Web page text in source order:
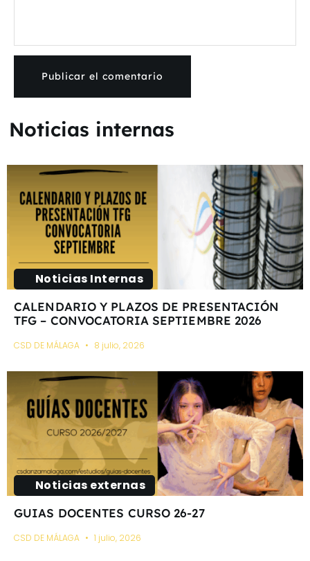
Noticias internas
Noticias Internas
CALENDARIO Y PLAZOS DE PRESENTACIÓN
TFG – CONVOCATORIA SEPTIEMBRE 2026
CSD DE MÁLAGA 8 julio, 2026
Noticias externas
GUIAS DOCENTES CURSO 26-27
CSD DE MÁLAGA 1 julio, 2026